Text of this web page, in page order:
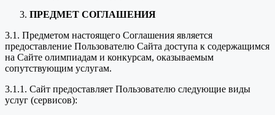
ПРЕДМЕТ СОГЛАШЕНИЯ
3.1. Предметом настоящего Соглашения является
предоставление Пользователю Сайта доступа к содержащимся
на Сайте олимпиадам и конкурсам, оказываемым
сопутствующим услугам.
3.1.1. Сайт предоставляет Пользователю следующие виды
услуг (сервисов):